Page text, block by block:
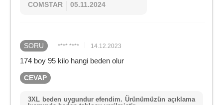
COMSTAR 05.11.2024
SORU **** **** 14.12.2023
174 boy 95 kilo hangi beden olur
CEVAP
3XL beden uygundur efendim. Ürünümüzün açıklama